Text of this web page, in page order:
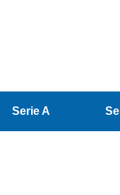
Serie A